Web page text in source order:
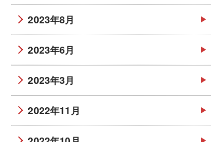
2023年8月
2023年6月
2023年3月
2022年11月